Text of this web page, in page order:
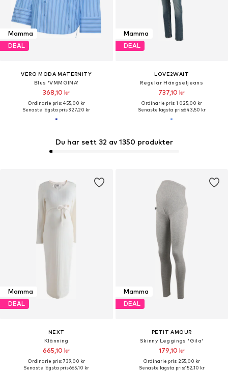
Mamma
DEAL
VERO MODA MATERNITY
Blus 'VMMGINA'
368,10 kr
Ordinarie pris: 455,00 kr
Senaste lägsta pris:327,20 kr
Mamma
DEAL
LOVE2WAIT
Regular Hängseljeans
737,10 kr
Ordinarie pris: 1 025,00 kr
Senaste lägsta pris:643,50 kr
Du har sett 32 av 1350 produkter
Mamma
DEAL
NEXT
Klänning
665,10 kr
Ordinarie pris: 739,00 kr
Senaste lägsta pris:665,10 kr
Mamma
DEAL
PETIT AMOUR
Skinny Leggings 'Gila'
179,10 kr
Ordinarie pris: 255,00 kr
Senaste lägsta pris:152,10 kr